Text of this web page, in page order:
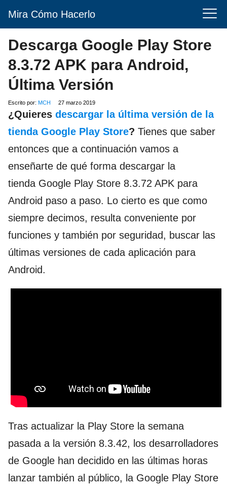
Mira Cómo Hacerlo
Descarga Google Play Store
8.3.72 APK para Android,
Última Versión
Escrito por: MCH 27 marzo 2019
¿Quieres descargar la última versión de la
tienda Google Play Store? Tienes que saber
entonces que a continuación vamos a
enseñarte de qué forma descargar la
tienda Google Play Store 8.3.72 APK para
Android paso a paso. Lo cierto es que como
siempre decimos, resulta conveniente por
funciones y también por seguridad, buscar las
últimas versiones de cada aplicación para
Android.
Tras actualizar la Play Store la semana
pasada a la versión 8.3.42, los desarrolladores
de Google han decidido en las últimas horas
lanzar también al público, la Google Play Store